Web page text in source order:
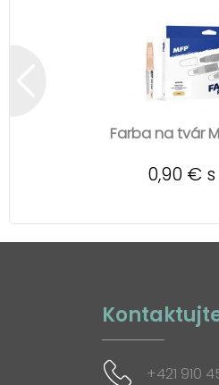
Farba na tvár
0,90 € s
+421 910